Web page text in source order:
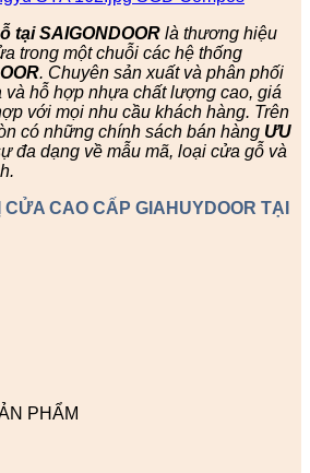
tại SAIGONDOOR là thương hiệu
trong một chuỗi các hệ thống
. Chuyên sản xuất và phân phối
hỗ hợp nhựa chất lượng cao, giá
với mọi nhu cầu khách hàng. Trên
có những chính sách bán hàng ƯU
đa dạng về mẫu mã, loại cửa gỗ và
CỬA CAO CẤP GIAHUYDOOR TẠI
PHẨM